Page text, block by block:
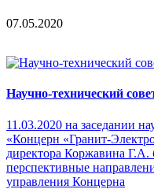
07.05.2020
Научно-технический
11.03.2020 на заседании
«Концерн «Гранит-
директора Коржавина Г.А.
перспективные
управления Концерна